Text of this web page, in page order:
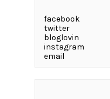
facebook
twitter
bloglovin
instagram
email